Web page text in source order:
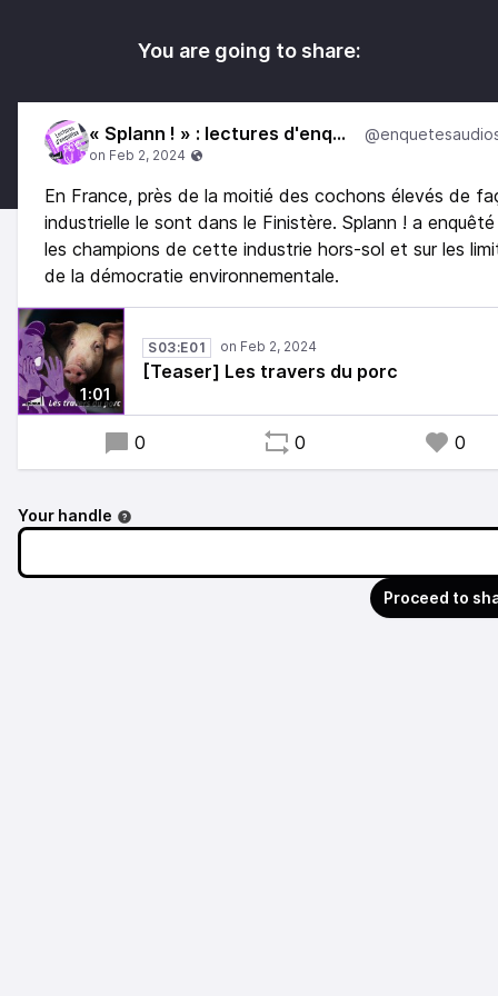
You are going to share:
« Splann ! » : lectures d'enquêtes
En France, près de la moitié des cochons élevés de
industrielle le sont dans le Finistère. Splann ! a enquêté
les champions de cette industrie hors-sol et sur les
de la démocratie environnementale.
1:01
S03:E01
[Teaser] Les travers du porc
0 0 0
Your handle
Proceed to